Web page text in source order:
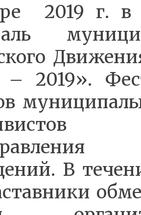
2019 г. в
– 2019».
В